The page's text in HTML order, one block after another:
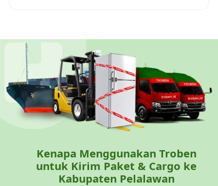
Kenapa Menggunakan Troben
untuk Kirim Paket & Cargo ke
Kabupaten Pelalawan